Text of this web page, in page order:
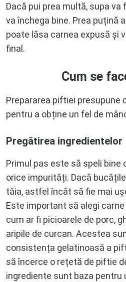
Dacă pui prea multă, supa va
va închega bine. Prea puțină
poate lăsa carnea expusă și
final.
Cum se
Prepararea piftiei presupune
pentru a obține un fel de
Pregătirea ingredientelor
Primul pas este să speli bine
orice impurități. Dacă
tăia, astfel încât să fie mai
Este important să alegi
cum ar fi picioarele de porc,
aripile de curcan. Acestea
consistența gelatinoasă a
să încerce o rețetă de piftie
ingrediente sunt baza pentru